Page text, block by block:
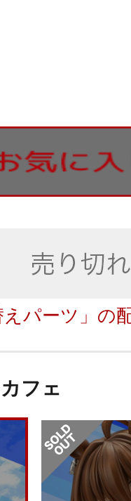
えパーツ」の
フェ